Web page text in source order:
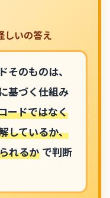
しいの答え
そのものは、
基づく仕組み
ードではなく
しているか、
れるか で判断